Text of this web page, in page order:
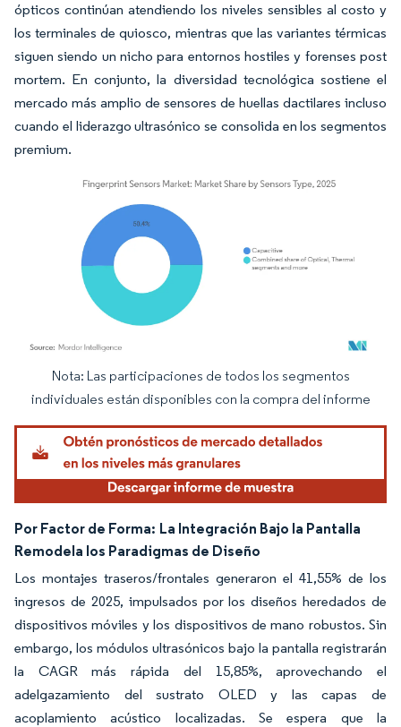
ópticos continúan atendiendo los niveles sensibles al costo y
los terminales de quiosco, mientras que las variantes térmicas
siguen siendo un nicho para entornos hostiles y forenses post
mortem. En conjunto, la diversidad tecnológica sostiene el
mercado más amplio de sensores de huellas dactilares incluso
cuando el liderazgo ultrasónico se consolida en los segmentos
premium.
Imagen © Mordor Intelligence. El uso requiere atribución según CC BY 4.0.
Nota: Las participaciones de todos los segmentos
individuales están disponibles con la compra del informe
Por Factor de Forma: La Integración Bajo la Pantalla
Remodela los Paradigmas de Diseño
Los montajes traseros/frontales generaron el 41,55% de los
ingresos de 2025, impulsados por los diseños heredados de
dispositivos móviles y los dispositivos de mano robustos. Sin
embargo, los módulos ultrasónicos bajo la pantalla registrarán
la CAGR más rápida del 15,85%, aprovechando el
adelgazamiento del sustrato OLED y las capas de
acoplamiento acústico localizadas. Se espera que la